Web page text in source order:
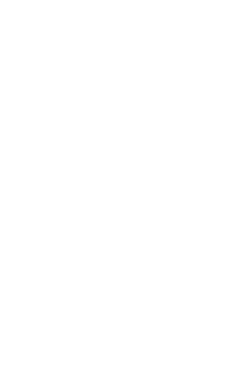
ficar sem médico de
com enfarte